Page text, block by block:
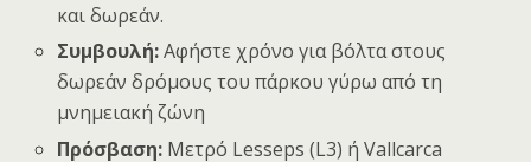
και δωρεάν.
Συμβουλή:Αφήστε χρόνο για βόλτα στους
δωρεάν δρόμους του πάρκου γύρω από τη
μνημειακή ζώνη
Πρόσβαση: Μετρό Lesseps (L3) ή Vallcarca